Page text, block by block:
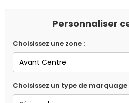
Personnaliser
Choisissez une zone :
Choisissez un type de marquage